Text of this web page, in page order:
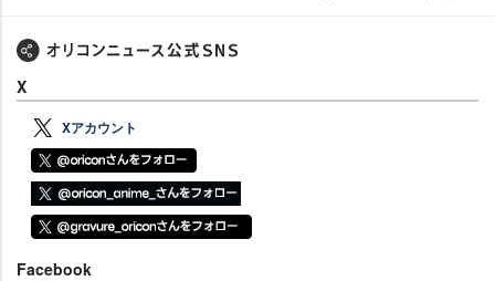
X
Xアカウント
Facebook